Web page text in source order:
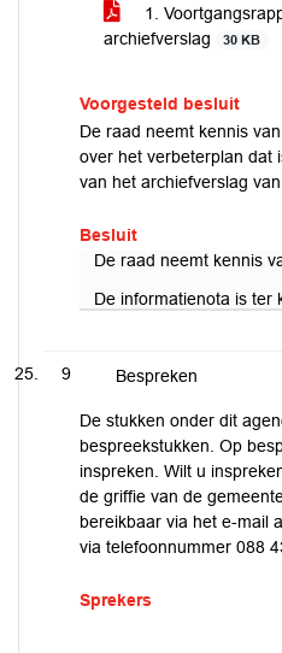
1.
archiefverslag
30 KB
Voorgesteld besluit
De raad neemt kennis
over het verbeterplan dat
van het archiefverslag
Besluit
De raad neemt kennis
De informatienota is ter
9 Bespreken
De stukken onder dit
bespreekstukken. Op
inspreken. Wilt u
de griffie van de
bereikbaar via het e-mail
via telefoonnummer 088
Sprekers